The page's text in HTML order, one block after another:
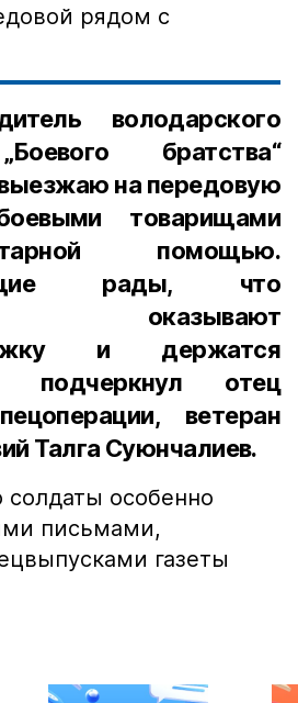
рядом с
володарского
братства“
на передовую
товарищами
помощью.
рады, что
оказывают
и держатся
отец
ветеран
Талга Суюнчалиев.
солдаты особенно
письмами,
газеты